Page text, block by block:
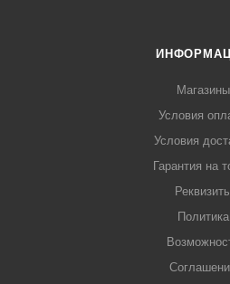
Магазины
Условия
Условия
Гарантия на
Политика